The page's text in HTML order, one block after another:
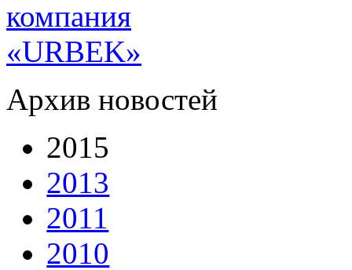
Архив новостей
2015
2013
2011
2010